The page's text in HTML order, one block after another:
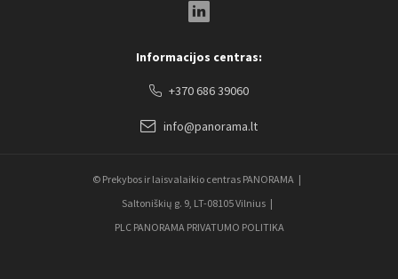
Informacijos centras:
+370 686 39060
info@panorama.lt
© Prekybos ir laisvalaikio centras PANORAMA
Saltoniškių g. 9, LT-08105 Vilnius
PLC PANORAMA PRIVATUMO POLITIKA